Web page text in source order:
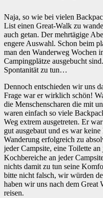
Naja, so wie bei vielen
List einen Great-Walk zu
auch getan. Der mehrtägige
engere Auswahl. Schon beim
man den Wanderweg Wochen
Campingplätze ausgebucht
Spontanität zu tun…
Dennoch entschieden wir uns
Frage war er wirklich schön!
die Menschenscharen die mit
waren einfach so viele
Weg extrem ausgetreten. Er
gut ausgebaut und es war
Wanderung erfolgreich zu
jeder Campsite, eine Toilette
Kochbereiche an jeder
nichts damit zu tun seine
bitte nicht falsch, wir würden
haben wir uns nach dem Great
reisen.